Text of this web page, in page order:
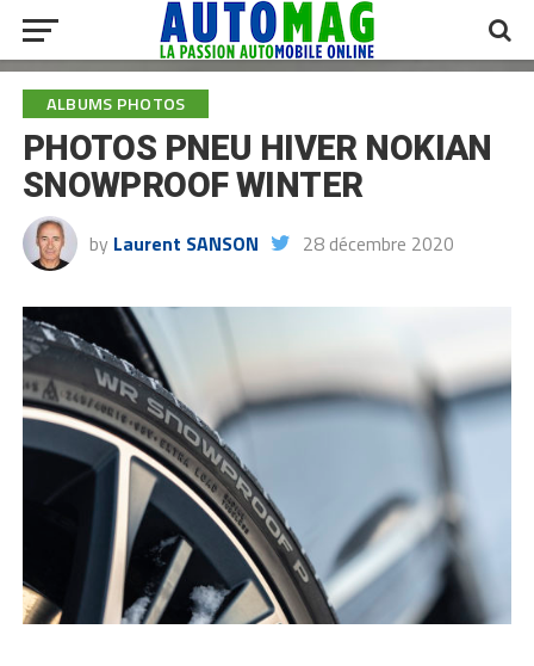
ALBUMS PHOTOS
PHOTOS PNEU HIVER NOKIAN
SNOWPROOF WINTER
by Laurent SANSON 28 décembre 2020